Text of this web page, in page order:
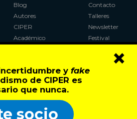
y fake
de CIPER es
que nunca.
socio
×
Blog
Autores
CIPER
Académico
Al Plebiscito
con CIPER
Contacto
Talleres
Newsletter
Festival